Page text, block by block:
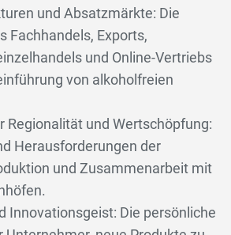
und Absatzmärkte: Die
Fachhandels, Exports,
und Online-Vertriebs
von alkoholfreien
Regionalität und Wertschöpfung:
Herausforderungen der
und Zusammenarbeit mit
Innovationsgeist: Die persönliche